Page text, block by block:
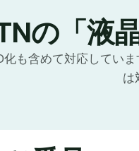
の「液
も含めて対応して
は